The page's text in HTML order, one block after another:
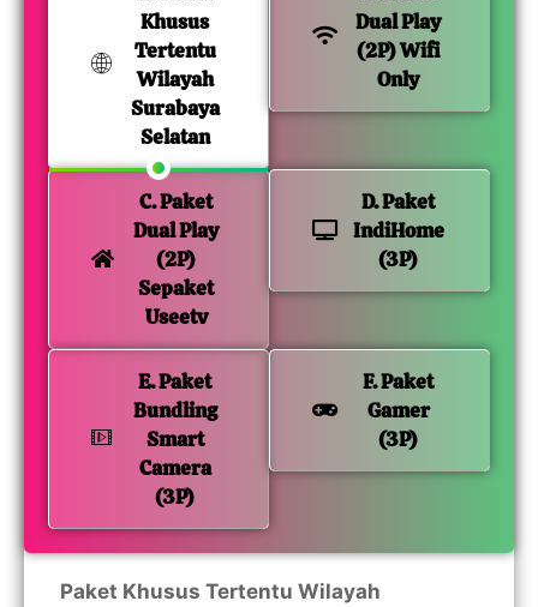
Khusus
Tertentu
Wilayah
Surabaya
Selatan
Dual Play
(2P) Wifi
Only
C. Paket
Dual Play
(2P)
Sepaket
Useetv
D. Paket
IndiHome
(3P)
E. Paket
Bundling
Smart
Camera
(3P)
F. Paket
Gamer
(3P)
Paket Khusus Tertentu Wilayah